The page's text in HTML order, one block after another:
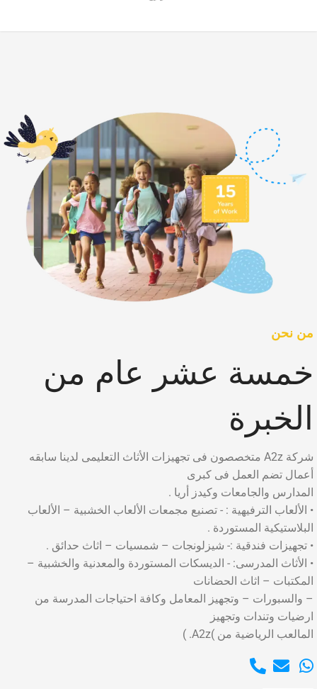
من نحن
خمسة عشر عام من
الخبرة
شركة A2z متخصصون فى تجهيزات الأثاث التعليمى لدينا سابقه
أعمال تضم العمل فى كبرى
المدارس والجامعات وكيدز أريا .
• الألعاب الترفيهية : - تصنيع مجمعات الألعاب الخشبية – الألعاب
البلاستيكية المستوردة .
• تجهيزات فندقية :- شيزلونجات – شمسيات – اثاث حدائق .
• الأثاث المدرسى: - الديسكات المستوردة والمعدنية والخشبية –
المكتبات – اثاث الحضانات
– والسبورات – وتجهيز المعامل وكافة احتياجات المدرسة من
ارضيات وتندات وتجهيز
المالعب الرياضية من )A2z. )